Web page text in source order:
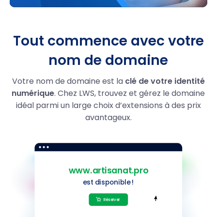
.hair
14.59 1,99 €
.makeup
14.59
1,99 €
.autos
14.59 1,99 €
1,99 €
Tout commence avec votre
nom de domaine
Votre nom de domaine est la clé de votre identité
numérique. Chez LWS, trouvez et gérez le domaine
idéal parmi un large choix d’extensions à des prix
avantageux.